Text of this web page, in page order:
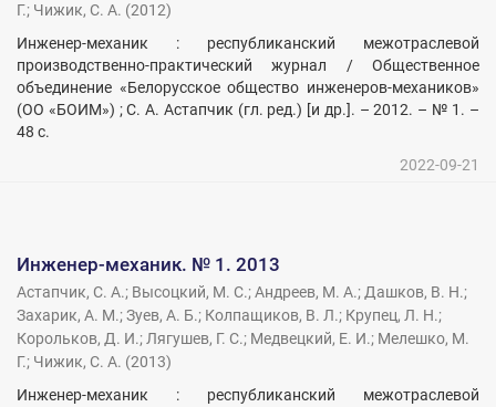
Г.; Чижик, С. А. (2012)
Инженер-механик : республиканский межотраслевой
производственно-практический журнал / Общественное
объединение «Белорусское общество инженеров-механиков»
(ОО «БОИМ») ; С. А. Астапчик (гл. ред.) [и др.]. – 2012. – № 1. –
48 с.
2022-09-21
Инженер-механик. № 1. 2013
Астапчик, С. А.; Высоцкий, М. С.;Андреев, М. А.; Дашков, В. Н.;
Захарик, А. М.;Зуев, А. Б.; Колпащиков, В. Л.; Крупец, Л. Н.;
Корольков, Д. И.; Лягушев, Г. С.; Медвецкий, Е. И.; Мелешко, М.
Г.; Чижик, С. А. (2013)
Инженер-механик : республиканский межотраслевой